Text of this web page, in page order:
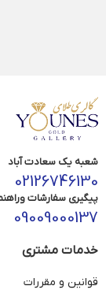
شعبه یک سعادت آباد
02126746130
پیگیری سفارشات
09009000137
خدمات مشتری
قوانین و مقررات